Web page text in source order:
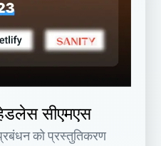
सीएमएस
को प्रस्तुतिकरण